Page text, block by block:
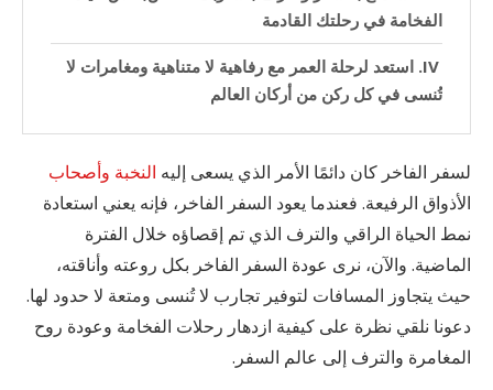
الفخامة في رحلتك القادمة
استعد لرحلة العمر مع رفاهية لا متناهية ومغامرات لا
تُنسى في كل ركن من أركان العالم
لسفر الفاخر كان دائمًا الأمر الذي يسعى إليه النخبة وأصحاب
الأذواق الرفيعة. فعندما يعود السفر الفاخر، فإنه يعني استعادة
نمط الحياة الراقي والترف الذي تم إقصاؤه خلال الفترة
الماضية. والآن، نرى عودة السفر الفاخر بكل روعته وأناقته،
حيث يتجاوز المسافات لتوفير تجارب لا تُنسى ومتعة لا حدود لها.
دعونا نلقي نظرة على كيفية ازدهار رحلات الفخامة وعودة روح
المغامرة والترف إلى عالم السفر.